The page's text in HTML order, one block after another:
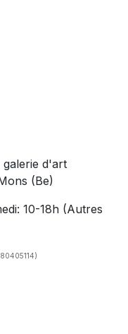
galerie d'art
(Be)
10-18h (Autres